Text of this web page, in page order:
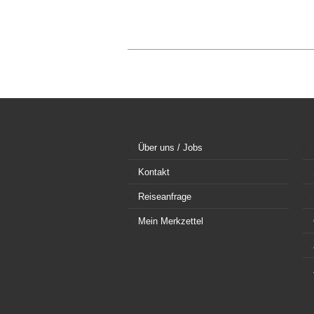
Über uns / Jobs
Kontakt
Reiseanfrage
Mein Merkzettel